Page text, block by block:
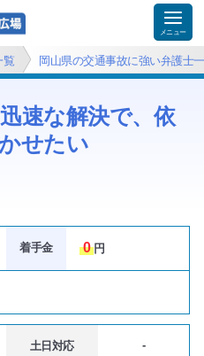
覧 岡山県の交通事故に強い弁護士
速な解決で、依
せたい
着手金 0 円
土日対応 -